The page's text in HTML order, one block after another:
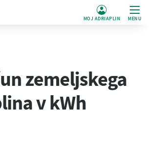
MOJ ADRIAPLIN MENU
zemeljskega
v kWh